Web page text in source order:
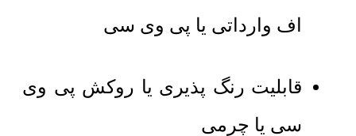
اف وارداتی یا پی وی سی
قابلیت رنگ پذیری یا روکش پی وی
سی یا چرمی